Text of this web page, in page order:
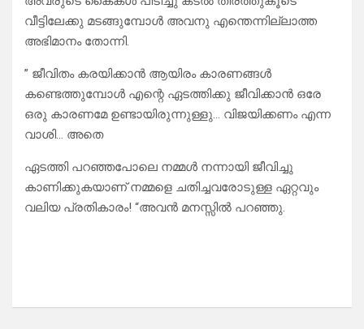
വീട്ടിലേക്കു മടങ്ങുമ്പോൾ അവനു എന്തെന്നില്ലാത്ത
അഭിമാനം തോന്നി.
” ജീവിതം കരയിക്കാൻ ആയിരം കാരണങ്ങൾ
കണ്ടെത്തുമ്പോൾ എന്റെ ഏടത്തിക്കു ജീവിക്കാൻ ഒരേ
ഒരു കാരണമേ ഉണ്ടായിരുന്നുള്ളു… വിജയിക്കണം എന്ന
വാശി… അതെ
ഏടത്തി പറഞ്ഞപോലെ നമ്മൾ നന്നായി ജീവിച്ചു
കാണിക്കുകയാണ് നമ്മളെ ചതിച്ചവരോടുള്ള ഏറ്റവും
വലിയ പ്രതികാരം! “അവൻ മനസ്സിൽ പറഞ്ഞു.